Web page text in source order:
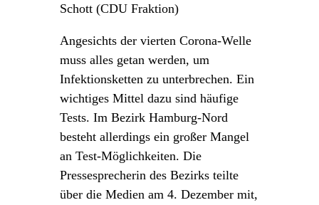
Schott (CDU Fraktion)
Angesichts der vierten Corona-Welle
muss alles getan werden, um
Infektionsketten zu unterbrechen. Ein
wichtiges Mittel dazu sind häufige
Tests. Im Bezirk Hamburg-Nord
besteht allerdings ein großer Mangel
an Test-Möglichkeiten. Die
Pressesprecherin des Bezirks teilte
über die Medien am 4. Dezember mit,